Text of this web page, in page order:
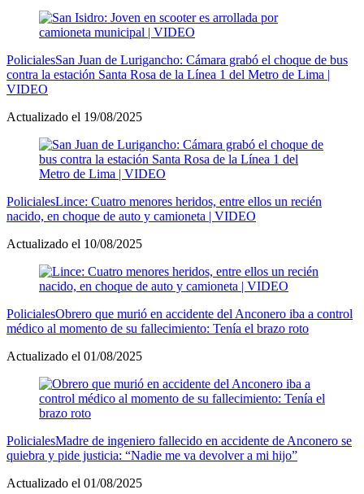
PolicialesSan Juan de Lurigancho: Cámara grabó el choque de bus
contra la estación Santa Rosa de la Línea 1 del Metro de Lima |
VIDEO
Actualizado el 19/08/2025
PolicialesLince: Cuatro menores heridos, entre ellos un recién
nacido, en choque de auto y camioneta | VIDEO
Actualizado el 10/08/2025
PolicialesObrero que murió en accidente del Anconero iba a control
médico al momento de su fallecimiento: Tenía el brazo roto
Actualizado el 01/08/2025
PolicialesMadre de ingeniero fallecido en accidente de Anconero se
quiebra y pide justicia: “Nadie me va devolver a mi hijo”
Actualizado el 01/08/2025